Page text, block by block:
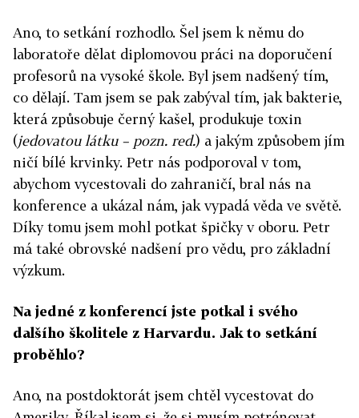
Ano, to setkání rozhodlo. Šel jsem k němu do
laboratoře dělat diplomovou práci na doporučení
profesorů na vysoké škole. Byl jsem nadšený tím,
co dělají. Tam jsem se pak zabýval tím, jak bakterie,
která způsobuje černý kašel, produkuje toxin
(jedovatou látku – pozn. red.) a jakým způsobem jím
ničí bílé krvinky. Petr nás podporoval v tom,
abychom vycestovali do zahraničí, bral nás na
konference a ukázal nám, jak vypadá věda ve světě.
Díky tomu jsem mohl potkat špičky v oboru. Petr
má také obrovské nadšení pro vědu, pro základní
výzkum.
Na jedné z konferencí jste potkal i svého
dalšího školitele z Harvardu. Jak to setkání
proběhlo?
Ano, na postdoktorát jsem chtěl vycestovat do